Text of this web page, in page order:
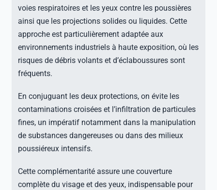
voies respiratoires et les yeux contre les poussières
ainsi que les projections solides ou liquides. Cette
approche est particulièrement adaptée aux
environnements industriels à haute exposition, où les
risques de débris volants et d’éclaboussures sont
fréquents.
En conjuguant les deux protections, on évite les
contaminations croisées et l’infiltration de particules
fines, un impératif notamment dans la manipulation
de substances dangereuses ou dans des milieux
poussiéreux intensifs.
Cette complémentarité assure une couverture
complète du visage et des yeux, indispensable pour